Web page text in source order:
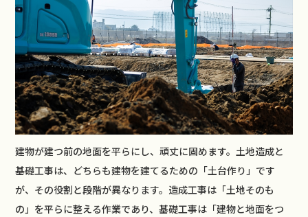
建物が建つ前の地面を平らにし、頑丈に固めます。土地造成と
基礎工事は、どちらも建物を建てるための「土台作り」です
が、その役割と段階が異なります。造成工事は「土地そのも
の」を平らに整える作業であり、基礎工事は「建物と地面をつ